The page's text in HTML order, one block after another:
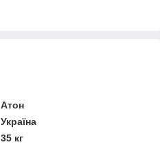
Атон
Україна
35 кг